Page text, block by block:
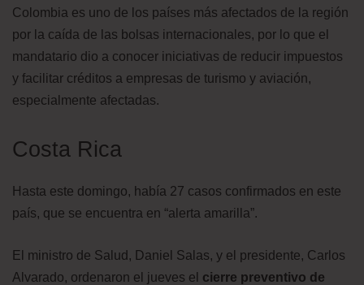
Colombia es uno de los países más afectados de la región
por la caída de las bolsas internacionales, por lo que el
mandatario dio a conocer iniciativas de reducir impuestos
y facilitar créditos a empresas de turismo y aviación,
especialmente afectadas.
Costa Rica
Hasta este domingo, había 27 casos confirmados en este
país, que se encuentra en “alerta amarilla”.
El ministro de Salud, Daniel Salas, y el presidente, Carlos
Alvarado, ordenaron el jueves el cierre preventivo de